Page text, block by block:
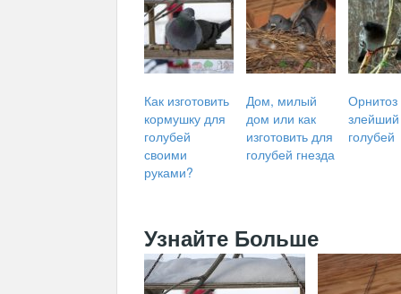
Как изготовить
кормушку для
голубей
своими
руками?
Дом, милый
дом или как
изготовить для
голубей гнезда
Орнитоз
злейший
голубей
Узнайте Больше